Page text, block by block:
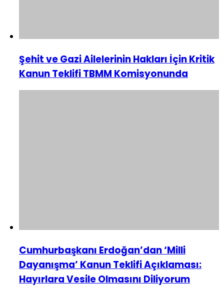
Şehit ve Gazi Ailelerinin Hakları İçin Kritik
Kanun Teklifi TBMM Komisyonunda
Cumhurbaşkanı Erdoğan’dan ‘Milli
Dayanışma’ Kanun Teklifi Açıklaması:
Hayırlara Vesile Olmasını Diliyorum